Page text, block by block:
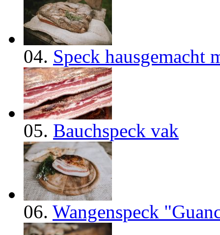
04. Speck hausgemacht
05. Bauchspeck vak
06. Wangenspeck